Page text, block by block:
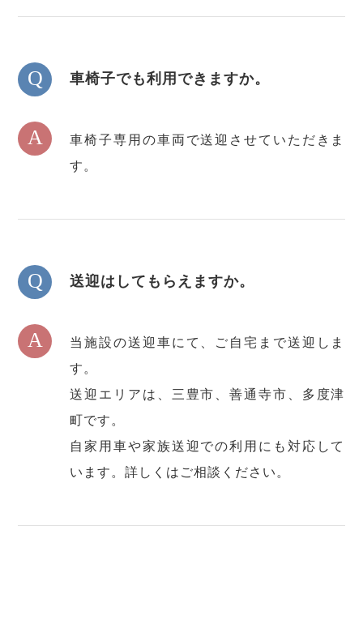
Q 車椅子でも利用できますか。
A
車椅子専用の車両で送迎させていただきま
す。
Q 送迎はしてもらえますか。
A
当施設の送迎車にて、ご自宅まで送迎しま
す。
送迎エリアは、三豊市、善通寺市、多度津
町です。
自家用車や家族送迎での利用にも対応して
います。詳しくはご相談ください。